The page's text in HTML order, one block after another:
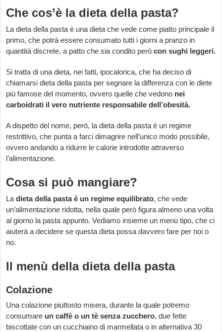
Che cos’è la dieta della pasta?
La dieta della pasta è una dieta che vede come piatto principale il
primo, che potrà essere consumato tutti i giorni a pranzo in
quantità discrete, a patto che sia condito peròcon sughi leggeri.
Si tratta di una dieta, nei fatti, ipocalorica, che ha deciso di
chiamarsi dieta della pasta per segnare la differenza con le diete
più famose del momento, ovvero quelle che vedono nei
carboidrati il vero nutriente responsabile dell’obesità.
A dispetto del nome, però, la dieta della pasta è un regime
restrittivo, che punta a farci dimagrire nell’unico modo possibile,
ovvero andando a ridurre le calorie introdotte attraverso
l’alimentazione.
Cosa si può mangiare?
Ladieta della pasta è un regime equilibrato, che vede
un’alimentazione ridotta, nella quale però figura almeno una volta
al giorno la pasta appunto. Vediamo insieme un menù tipo, che ci
aiuterà a decidere se questa dieta possa davvero fare per noi o
no.
Il menù della dieta della pasta
Colazione
Una colazione piuttosto misera, durante la quale potremo
consumare un caffè o un tè senza zucchero, due fette
biscottate con un cucchiaino di marmellata o in alternativa 30